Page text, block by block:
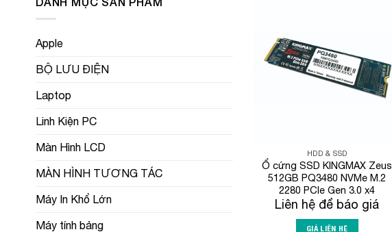
Apple
BỘ LƯU ĐIỆN
Laptop
Linh Kiện PC
Màn Hình LCD
MÀN HÌNH TƯƠNG TÁC
Máy In Khổ Lớn
Máy tính bảng
HDD & SSD
Ổ cứng SSD KINGMAX Zeus
512GB PQ3480 NVMe M.2
2280 PCIe Gen 3.0 x4
Liên hệ để báo giá
GIÁ LIÊN HỆ